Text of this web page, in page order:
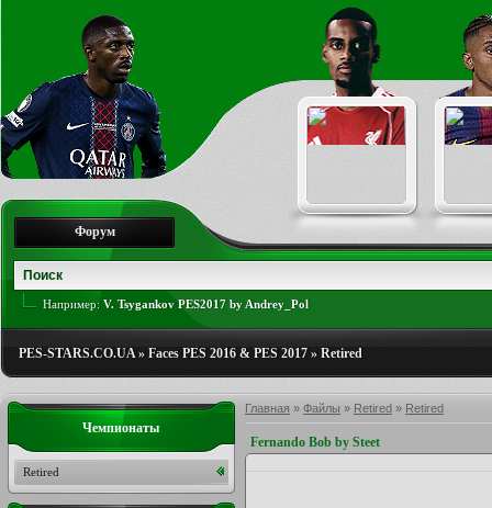
Форум
Например: V. Tsygankov PES2017 by Andrey_Pol
PES-STARS.CO.UA» Faces PES 2016 & PES 2017 » Retired
Главная » Файлы » Retired » Retired
Fernando Bob by Steet
Чемпионаты
Retired